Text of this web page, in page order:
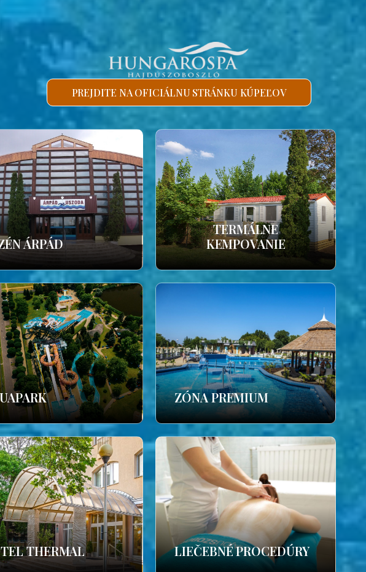
PREJDITE NA OFICIÁLNU STRÁNKU KÚPEĽOV
ÁRPÁD
TERMÁLNE
KEMPOVANIE
ZÓNA PREMIUM
THERMAL LIEČEBNÉ PROCEDÚRY